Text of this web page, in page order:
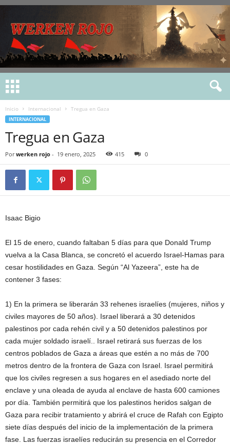
Inicio Internacional Tregua en Gaza
INTERNACIONAL
Tregua en Gaza
Por werken rojo - 19 enero, 2025 415 0
Isaac Bigio
El 15 de enero, cuando faltaban 5 días para que Donald Trump
vuelva a la Casa Blanca, se concretó el acuerdo Israel-Hamas para
cesar hostilidades en Gaza. Según “Al Yazeera”, este ha de
contener 3 fases:
1) En la primera se liberarán 33 rehenes israelíes (mujeres, niños y
civiles mayores de 50 años). Israel liberará a 30 detenidos
palestinos por cada rehén civil y a 50 detenidos palestinos por
cada mujer soldado israelí.. Israel retirará sus fuerzas de los
centros poblados de Gaza a áreas que estén a no más de 700
metros dentro de la frontera de Gaza con Israel. Israel permitirá
que los civiles regresen a sus hogares en el asediado norte del
enclave y una oleada de ayuda al enclave de hasta 600 camiones
por día. También permitirá que los palestinos heridos salgan de
Gaza para recibir tratamiento y abrirá el cruce de Rafah con Egipto
siete días después del inicio de la implementación de la primera
fase. Las fuerzas israelíes reducirán su presencia en el Corredor